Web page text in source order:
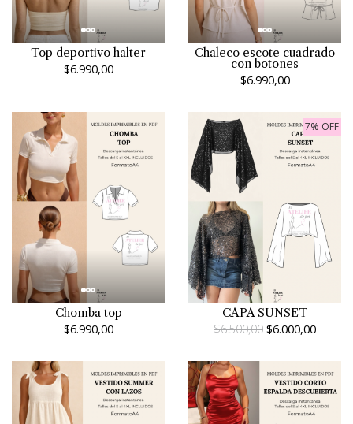
Top deportivo halter
$6.990,00
Chaleco escote cuadrado
con botones
$6.990,00
Chomba top
$6.990,00
7% OFF
CAPA SUNSET
$6.500,00 $6.000,00